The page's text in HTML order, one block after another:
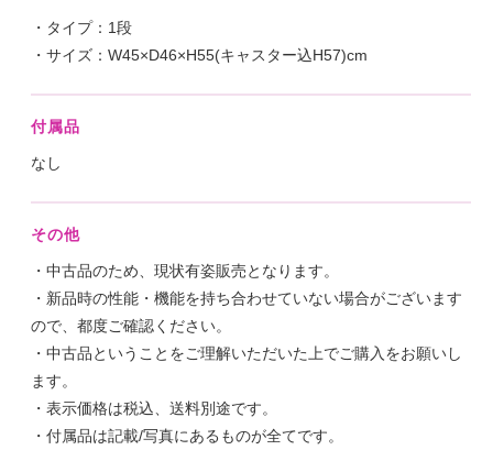
・タイプ：1段
・サイズ：W45×D46×H55(キャスター込H57)cm
付属品
なし
その他
・中古品のため、現状有姿販売となります。
・新品時の性能・機能を持ち合わせていない場合がございます
ので、都度ご確認ください。
・中古品ということをご理解いただいた上でご購入をお願いし
ます。
・表示価格は税込、送料別途です。
・付属品は記載/写真にあるものが全てです。